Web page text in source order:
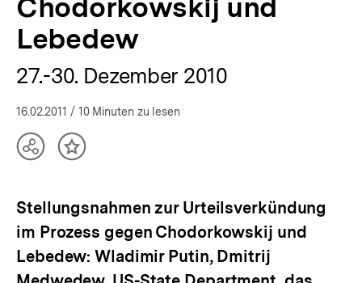
Chodorkowskij und
Lebedew
27.-30. Dezember 2010
16.02.2011 / 10 Minuten zu lesen
TeilenInhalt
Stellungsnahmen zur Urteilsverkündung
im Prozess gegen Chodorkowskij und
Lebedew: Wladimir Putin, Dmitrij